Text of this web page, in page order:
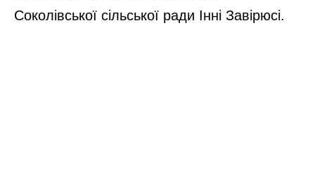
Соколівської сільської ради Інні Завірюсі.